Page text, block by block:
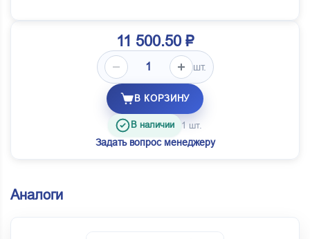
11 500.50 ₽
шт.
В КОРЗИНУ
В наличии 1 шт.
Задать вопрос менеджеру
Аналоги